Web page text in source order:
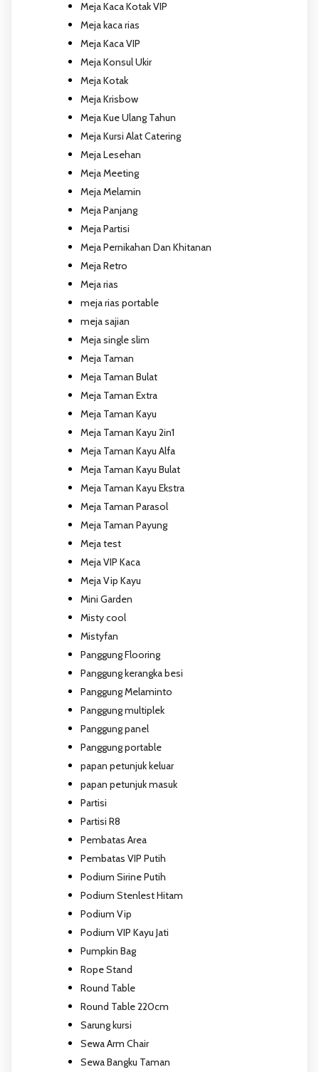
Meja Kaca Kotak VIP
Meja kaca rias
Meja Kaca VIP
Meja Konsul Ukir
Meja Kotak
Meja Krisbow
Meja Kue Ulang Tahun
Meja Kursi Alat Catering
Meja Lesehan
Meja Meeting
Meja Melamin
Meja Panjang
Meja Partisi
Meja Pernikahan Dan Khitanan
Meja Retro
Meja rias
meja rias portable
meja sajian
Meja single slim
Meja Taman
Meja Taman Bulat
Meja Taman Extra
Meja Taman Kayu
Meja Taman Kayu 2in1
Meja Taman Kayu Alfa
Meja Taman Kayu Bulat
Meja Taman Kayu Ekstra
Meja Taman Parasol
Meja Taman Payung
Meja test
Meja VIP Kaca
Meja Vip Kayu
Mini Garden
Misty cool
Mistyfan
Panggung Flooring
Panggung kerangka besi
Panggung Melaminto
Panggung multiplek
Panggung panel
Panggung portable
papan petunjuk keluar
papan petunjuk masuk
Partisi
Partisi R8
Pembatas Area
Pembatas VIP Putih
Podium Sirine Putih
Podium Stenlest Hitam
Podium Vip
Podium VIP Kayu Jati
Pumpkin Bag
Rope Stand
Round Table
Round Table 220cm
Sarung kursi
Sewa Arm Chair
Sewa Bangku Taman